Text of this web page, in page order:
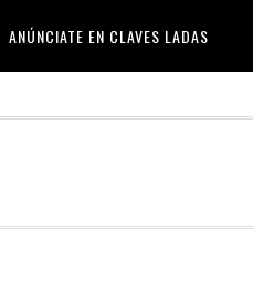
ANÚNCIATE EN CLAVES LADAS